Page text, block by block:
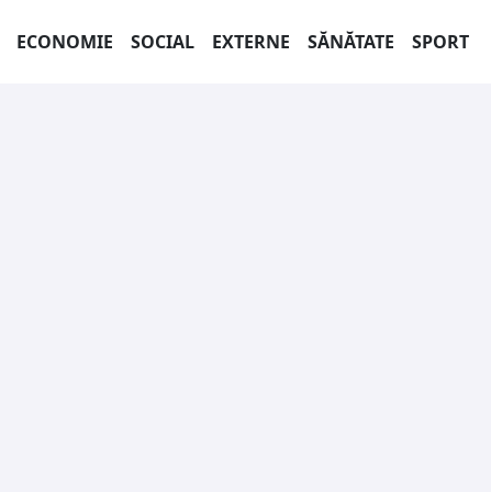
ECONOMIE SOCIAL EXTERNE SĂNĂTATE SPORT